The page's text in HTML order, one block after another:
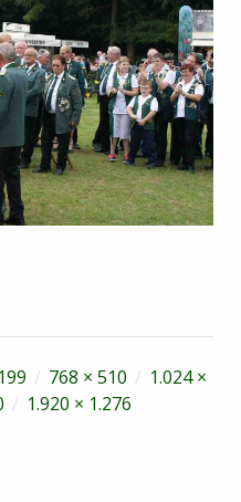
/ 768 × 510 / 1.024 ×
/ 1.920 × 1.276